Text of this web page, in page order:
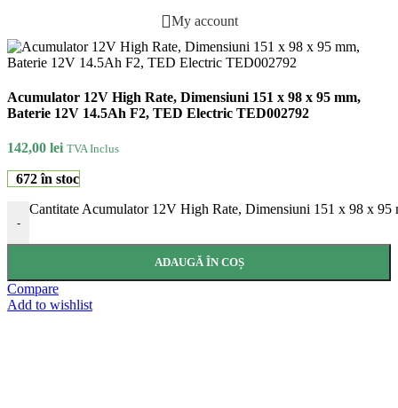
My account
Acumulator 12V High Rate, Dimensiuni 151 x 98 x 95 mm,
Baterie 12V 14.5Ah F2, TED Electric TED002792
142,00 lei TVA Inclus
672 în stoc
-
Cantitate Acumulator 12V High Rate, Dimensiuni 151 x 98 x
ADAUGĂ ÎN COȘ
Compare
Add to wishlist